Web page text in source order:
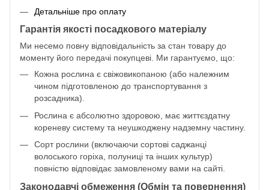
Детальніше про оплату
Гарантія якості посадкового матеріалу
Ми несемо повну відповідальність за стан товару до
моменту його передачі покупцеві. Ми гарантуємо, що:
Кожна рослина є свіжовикопаною (або належним
чином підготовленою до транспортування з
розсадника).
Рослина є абсолютно здоровою, має життєздатну
кореневу систему та неушкоджену надземну частину.
Сорт рослини (включаючи сортові саджанці
волоського горіха, полуниці та інших культур)
повністю відповідає замовленому вами на сайті.
Законодавчі обмеження (Обмін та повернення)